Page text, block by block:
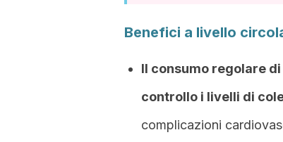
Benefici a livello
Il consumo regolare
controllo i livelli di
complicazioni